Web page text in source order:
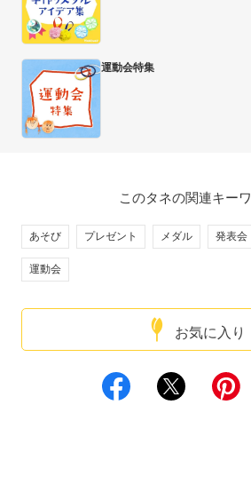
運動会特集
お気に入り
このタネの関連キー
あそび プレゼント メダル 発表会
運動会